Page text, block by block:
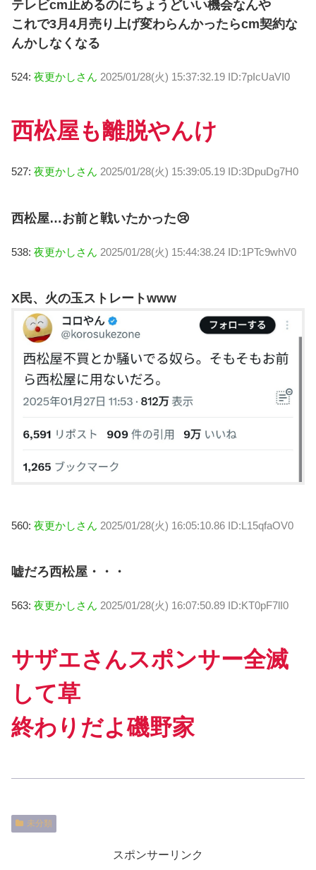
テレビcm止めるのにちょうどいい機会なんや
これで3月4月売り上げ変わらんかったらcm契約な
んかしなくなる
524: 夜更かしさん 2025/01/28(火) 15:37:32.19 ID:7pIcUaVI0
西松屋も離脱やんけ
527: 夜更かしさん 2025/01/28(火) 15:39:05.19 ID:3DpuDg7H0
西松屋…お前と戦いたかった😢
538: 夜更かしさん 2025/01/28(火) 15:44:38.24 ID:1PTc9whV0
X民、火の玉ストレートwww
560: 夜更かしさん 2025/01/28(火) 16:05:10.86 ID:L15qfaOV0
嘘だろ西松屋・・・
563: 夜更かしさん 2025/01/28(火) 16:07:50.89 ID:KT0pF7lI0
サザエさんスポンサー全滅
して草
終わりだよ磯野家
未分類
スポンサーリンク